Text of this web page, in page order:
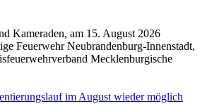
Kameraden, am 15. August 2026
Feuerwehr Neubrandenburg-Innenstadt,
Mecklenburgische
im August wieder möglich